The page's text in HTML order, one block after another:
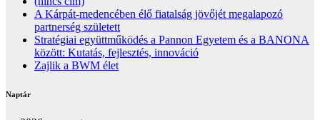
A Kárpát-medencében élő fiatalság jövőjét megalapozó
partnerség született
Stratégiai együttműködés a Pannon Egyetem és a BANONA
között: Kutatás, fejlesztés, innováció
Zajlik a BWM élet
Naptár